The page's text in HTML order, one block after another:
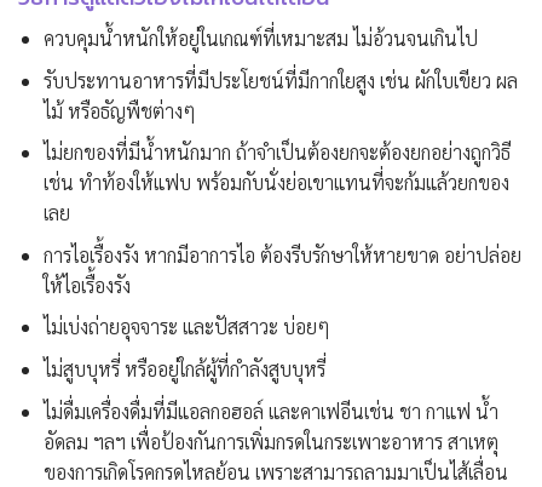
ควบคุมน้ำหนักให้อยู่ในเกณฑ์ที่เหมาะสม ไม่อ้วนจนเกินไป
รับประทานอาหารที่มีประโยชน์ที่มีกากใยสูง เช่น ผักใบเขียว ผล
ไม้ หรือธัญพืชต่างๆ
ไม่ยกของที่มีน้ำหนักมาก ถ้าจำเป็นต้องยกจะต้องยกอย่างถูกวิธี
เช่น ทำท้องให้แฟบ พร้อมกับนั่งย่อเขาแทนที่จะก้มแล้วยกของ
เลย
การไอเรื้องรัง หากมีอาการไอ ต้องรีบรักษาให้หายขาด อย่าปล่อย
ให้ไอเรื้องรัง
ไม่เบ่งถ่ายอุจจาระ และปัสสาวะ บ่อยๆ
ไม่สูบบุหรี่ หรืออยู่ใกล้ผู้ที่กำลังสูบบุหรี่
ไม่ดื่มเครื่องดื่มที่มีแอลกอฮอล์ และคาเฟอีนเช่น ชา กาแฟ น้ำ
อัดลม ฯลฯ เพื่อป้องกันการเพิ่มกรดในกระเพาะอาหาร สาเหตุ
ของการเกิดโรคกรดไหลย้อน เพราะสามารถลามมาเป็นไส้เลื่อน